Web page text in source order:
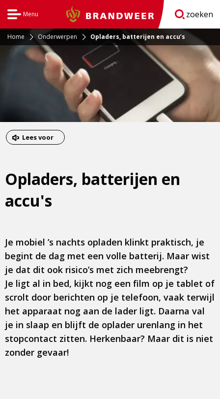
Menu Brandweer zoeken
Home Onderwerpen Opladers, batterijen en accu’s
Dit
externe
Lees voor
Opladers, batterijen en
accu's
Je mobiel ’s nachts opladen klinkt praktisch, je
begint de dag met een volle batterij. Maar wist
je dat dit ook risico’s met zich meebrengt?
Je ligt al in bed, kijkt nog een film op je tablet of
scrolt door berichten op je telefoon, vaak terwijl
het apparaat nog aan de lader ligt. Daarna val
je in slaap en blijft de oplader urenlang in het
stopcontact zitten. Herkenbaar? Maar dit is niet
zonder gevaar!